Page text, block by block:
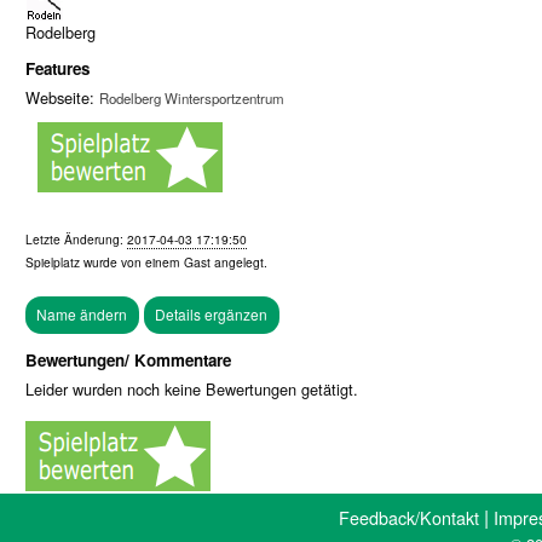
Rodelberg
Features
Webseite: Rodelberg Wintersportzentrum
Letzte Änderung: 2017-04-03 17:19:50
Spielplatz wurde von einem Gast angelegt.
Bewertungen/ Kommentare
Leider wurden noch keine Bewertungen getätigt.
Feedback/Kontakt |